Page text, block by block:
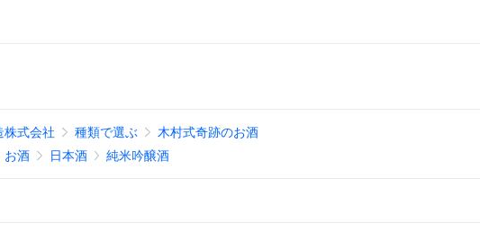
株式会社 種類で選ぶ
木村式奇跡のお酒
お酒 日本酒 純米吟醸酒